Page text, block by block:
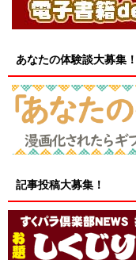
あなたの体験談大募集！
記事投稿大募集！